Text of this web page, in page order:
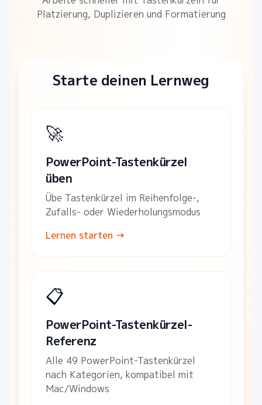
Platzierung, Duplizieren und Formatierung
Starte deinen Lernweg
🚀
PowerPoint-Tastenkürzel
üben
Übe Tastenkürzel im Reihenfolge-,
Zufalls- oder Wiederholungsmodus
Lernen starten →
📋
PowerPoint-Tastenkürzel-
Referenz
Alle 49 PowerPoint-Tastenkürzel
nach Kategorien, kompatibel mit
Mac/Windows